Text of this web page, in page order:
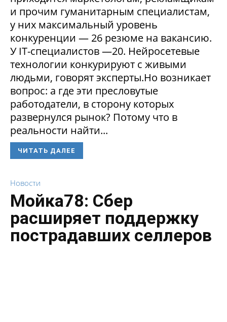
и прочим гуманитарным специалистам,
у них максимальный уровень
конкуренции — 26 резюме на вакансию.
У IT-специалистов —20. Нейросетевые
технологии конкурируют с живыми
людьми, говорят эксперты.Но возникает
вопрос: а где эти пресловутые
работодатели, в сторону которых
развернулся рынок? Потому что в
реальности найти...
ЧИТАТЬ ДАЛЕЕ
Новости
Мойка78: Сбер
расширяет поддержку
пострадавших селлеров